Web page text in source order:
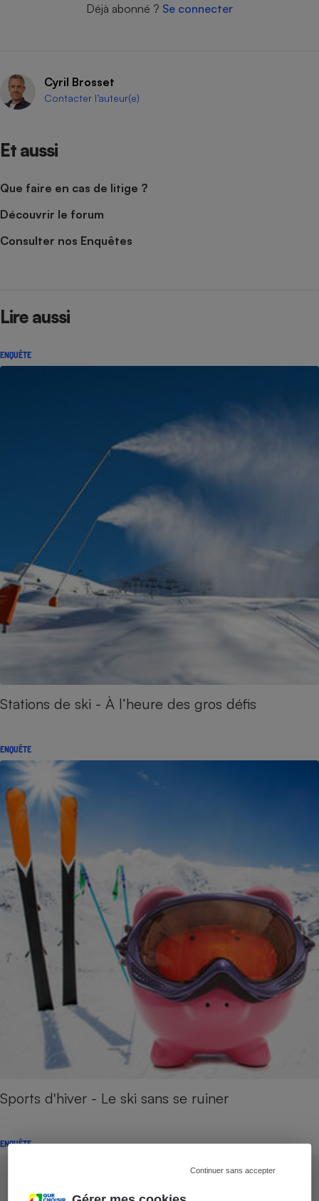
Continuer sans accepter
Déjà abonné ? Se connecter
Cyril Brosset
Contacter l’auteur(e)
Et aussi
Que faire en cas de litige ?
Découvrir le forum
Consulter nos Enquêtes
Lire aussi
ENQUÊTE
Stations de ski - À l’heure des gros défis
ENQUÊTE
Sports d'hiver - Le ski sans se ruiner
ENQUÊTE